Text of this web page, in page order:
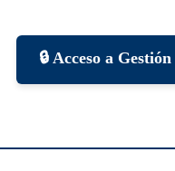
🔒 Acceso a Gestión